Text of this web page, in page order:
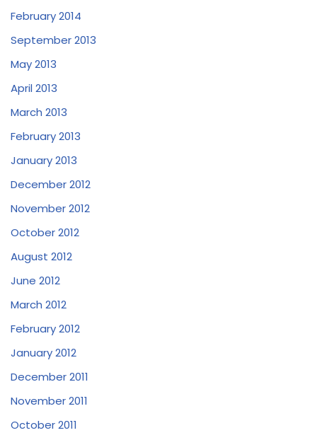
February 2014
September 2013
May 2013
April 2013
March 2013
February 2013
January 2013
December 2012
November 2012
October 2012
August 2012
June 2012
March 2012
February 2012
January 2012
December 2011
November 2011
October 2011